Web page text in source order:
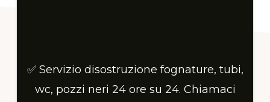
✅ Servizio disostruzione fognature, tubi,
wc, pozzi neri 24 ore su 24. Chiamaci